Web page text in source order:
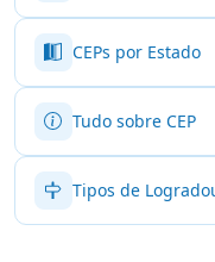
CEPs por Estado
Tudo sobre CEP
Tipos de